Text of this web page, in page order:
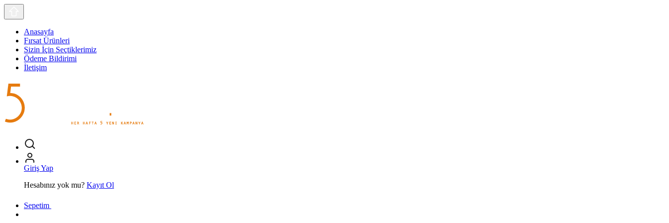
Anasayfa
Fırsat Ürünleri
Sizin İçin Seçtiklerimiz
Ödeme Bildirimi
İletişim
Giriş Yap
Hesabınız yok mu? Kayıt Ol
Sepetim